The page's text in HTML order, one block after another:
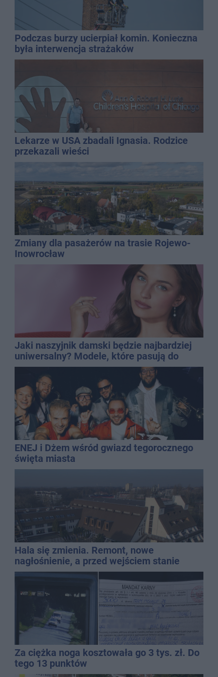
Podczas burzy ucierpiał komin. Konieczna
była interwencja strażaków
Lekarze w USA zbadali Ignasia. Rodzice
przekazali wieści
Zmiany dla pasażerów na trasie Rojewo-
Inowrocław
Jaki naszyjnik damski będzie najbardziej
uniwersalny? Modele, które pasują do
wielu stylizacji
ENEJ i Dżem wśród gwiazd tegorocznego
święta miasta
Hala się zmienia. Remont, nowe
nagłośnienie, a przed wejściem stanie
QEMETICA ARENA
Za ciężka noga kosztowała go 3 tys. zł. Do
tego 13 punktów